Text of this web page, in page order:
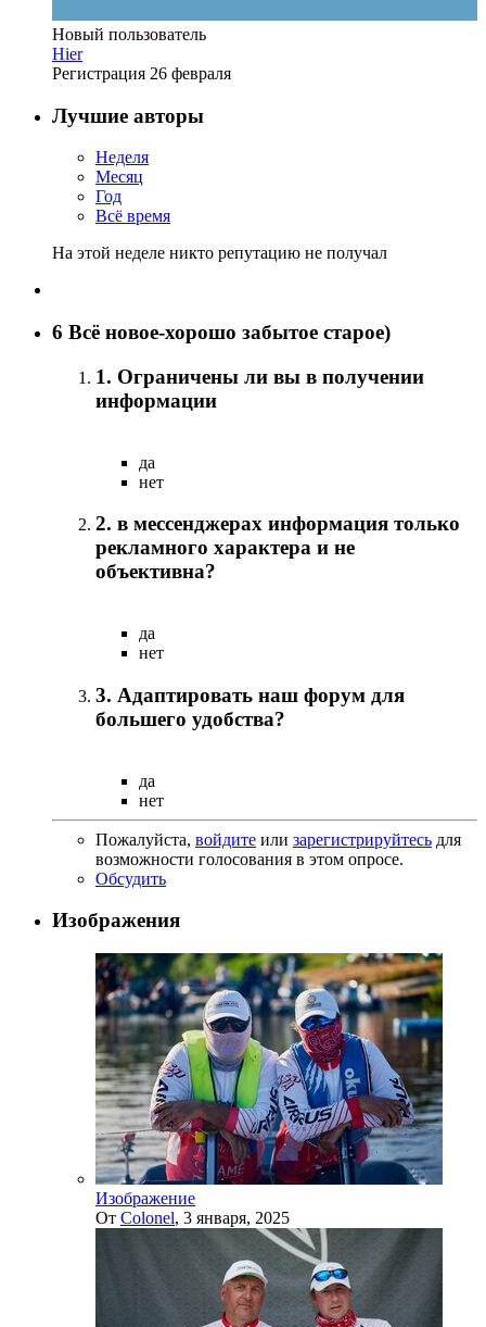
Новый пользователь
Hier
Регистрация 26 февраля
Лучшие авторы
Неделя
Месяц
Год
Всё время
На этой неделе никто репутацию не получал
6 Всё новое-хорошо забытое старое)
1. Ограничены ли вы в получении
информации
да
нет
2. в мессенджерах информация только
рекламного характера и не
объективна?
да
нет
3. Адаптировать наш форум для
большего удобства?
да
нет
Пожалуйста, войдите или зарегистрируйтесь для
возможности голосования в этом опросе.
Обсудить
Изображения
Изображение
От Colonel, 3 января, 2025